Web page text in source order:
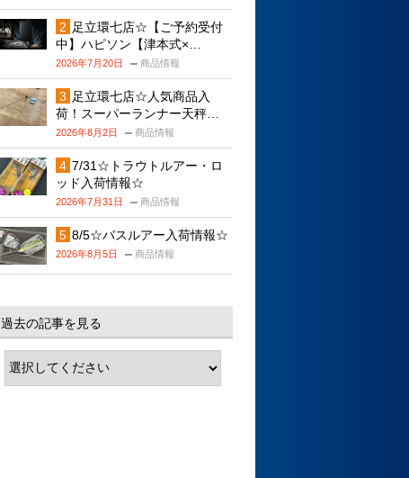
足立環七店☆【ご予約受付
中】ハピソン【津本式×…
2026年7月20日 商品情報
足立環七店☆人気商品入
荷！スーパーランナー天秤…
2026年8月2日 商品情報
7/31☆トラウトルアー・ロ
ッド入荷情報☆
2026年7月31日 商品情報
8/5☆バスルアー入荷情報☆
2026年8月5日 商品情報
過去の記事を見る